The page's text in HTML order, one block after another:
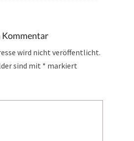
Kommentar
wird nicht veröffentlicht.
sind mit * markiert